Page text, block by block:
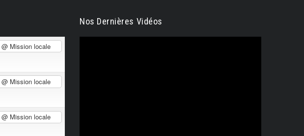
@ Mission locale
@ Mission locale
@ Mission locale
Nos Dernières Vidéos